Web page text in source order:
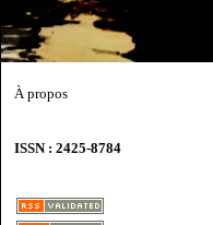
À propos
ISSN : 2425-8784